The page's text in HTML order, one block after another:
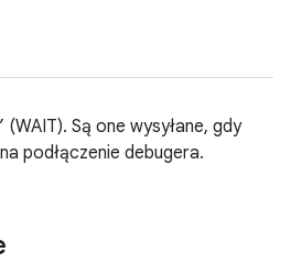
Są one wysyłane, gdy
podłączenie debugera.